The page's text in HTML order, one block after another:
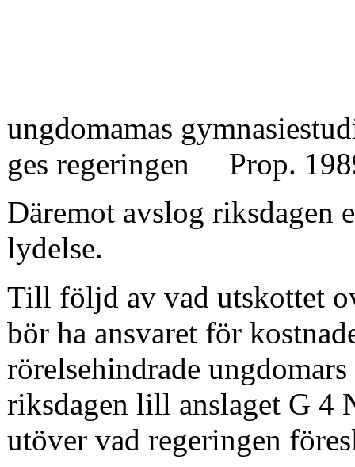
ungdomamas
ges regeringen Prop.
Däremot avslog riksdagen
lydelse.
Till följd av vad utskottet
bör ha ansvaret för
rörelsehindrade
riksdagen lill anslaget G 4
utöver vad regering­en